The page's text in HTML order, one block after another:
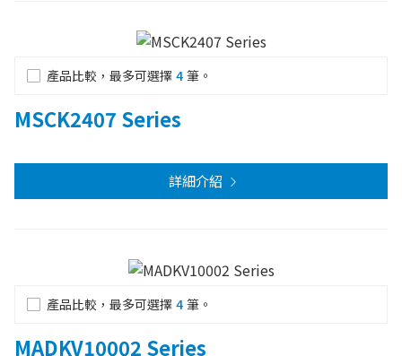
產品比較，最多可選擇 4 筆。
MSCK2407 Series
詳細介紹
產品比較，最多可選擇 4 筆。
MADKV10002 Series